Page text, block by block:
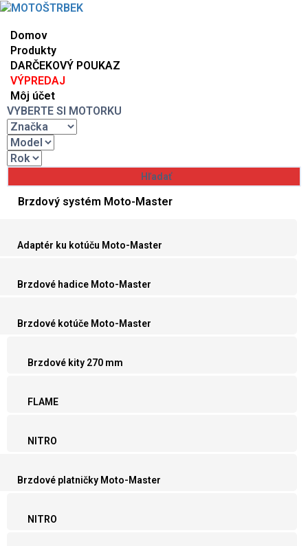
Domov
Produkty
DARČEKOVÝ POUKAZ
VÝPREDAJ
Môj účet
VYBERTE SI MOTORKU
Brzdový systém Moto-Master
Adaptér ku kotúču Moto-Master
Brzdové hadice Moto-Master
Brzdové kotúče Moto-Master
Brzdové kity 270 mm
FLAME
NITRO
Brzdové platničky Moto-Master
NITRO